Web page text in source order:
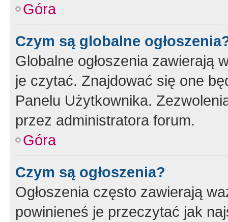
Góra
Czym są globalne
Globalne ogłoszenia zawierają
je czytać. Znajdować się one
Panelu Użytkownika.
przez administratora forum.
Góra
Czym są ogłoszenia?
Ogłoszenia często zawierają
powinieneś je przeczytać jak